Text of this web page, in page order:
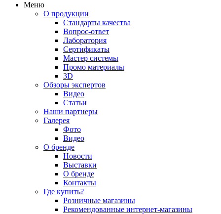
Меню
О продукции
Стандарты качества
Вопрос-ответ
Лаборатория
Сертификаты
Мастер системы
Промо материалы
3D
Обзоры экспертов
Видео
Статьи
Наши партнеры
Галерея
Фото
Видео
О бренде
Новости
Выставки
О бренде
Контакты
Где купить?
Розничные магазины
Рекомендованные интернет-магазины